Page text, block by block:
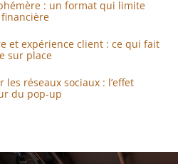
: un format qui limite
financière
et expérience client : ce qui fait
sur place
les réseaux sociaux : l’effet
du pop-up